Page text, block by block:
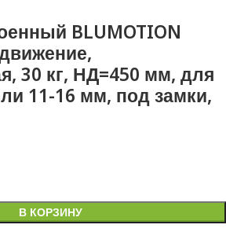
BLUMOTION
, 30 кг, НД=450 мм, для
11-16 мм, под замки,
В КОРЗИНУ